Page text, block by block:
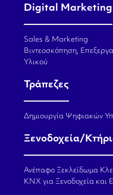
Digital Marketing
Sales & Marketing
Βιντεοσκόπηση,
Υλικού
Τράπεζες
Δημιουργία Ψηφιακών
Ξενοδοχεία/
Ανέπαφο Ξεκλείδωμα
KNX για Ξενοδοχεία και